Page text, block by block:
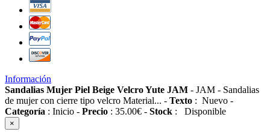
Información
Sandalias Mujer Piel Beige Velcro Yute JAM - JAM - Sandalias
de mujer con cierre tipo velcro Material... - Texto : Nuevo -
Categoría : Inicio - Precio : 35.00€ - Stock : Disponible
×